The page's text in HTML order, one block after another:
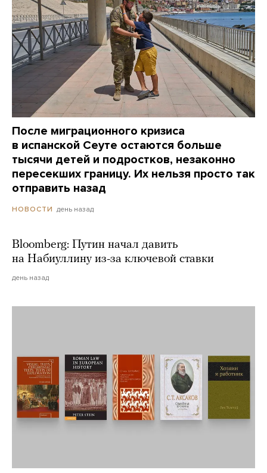
После миграционного кризиса
в испанской Сеуте остаются больше
тысячи детей и подростков, незаконно
пересекших границу. Их нельзя просто так
отправить назад
НОВОСТИ день назад
Bloomberg: Путин начал давить
на Набиуллину из-за ключевой ставки
день назад